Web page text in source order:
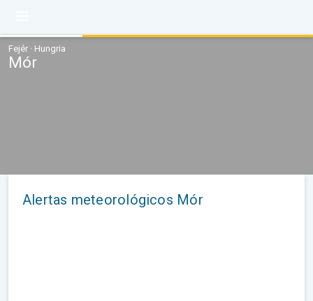
Fejér · Hungria
Mór
Alertas meteorológicos Mór